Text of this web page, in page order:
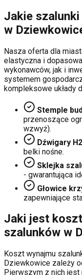
Jakie
w
Nasza oferta dla
elastyczna i
wykonawców, jak i
systemem
kompleksowe układy
Stemple
przenoszące
wzwyż).
Dźwigary
belki nośne.
Sklejka
- gwarantująca
Głowice
zapewniające
Jaki jest
szalunków w
Koszt wynajmu
Dziewkowice zależy
Pierwszym z nich jest